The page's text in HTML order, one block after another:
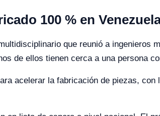
100 % en
que reunió a ingenieros
de ellos tienen cerca a una persona
acelerar la fabricación de piezas,